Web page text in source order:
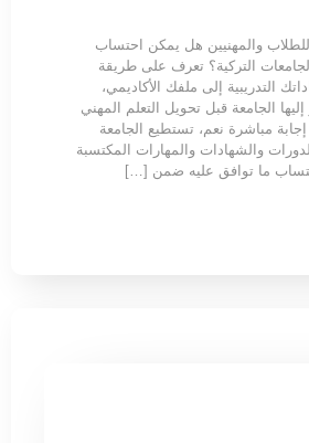
دليل ABC Horizon للطلاب والمهنيين هل يمكن احتساب
التركية؟ تعرف على طريقة
التدريبية إلى ملفك الأكاديمي،
الجامعة قبل تحويل التعلم المهني
مباشرة نعم، تستطيع الجامعة
والشهادات والمهارات المكتسبة
ما توافق عليه ضمن […]